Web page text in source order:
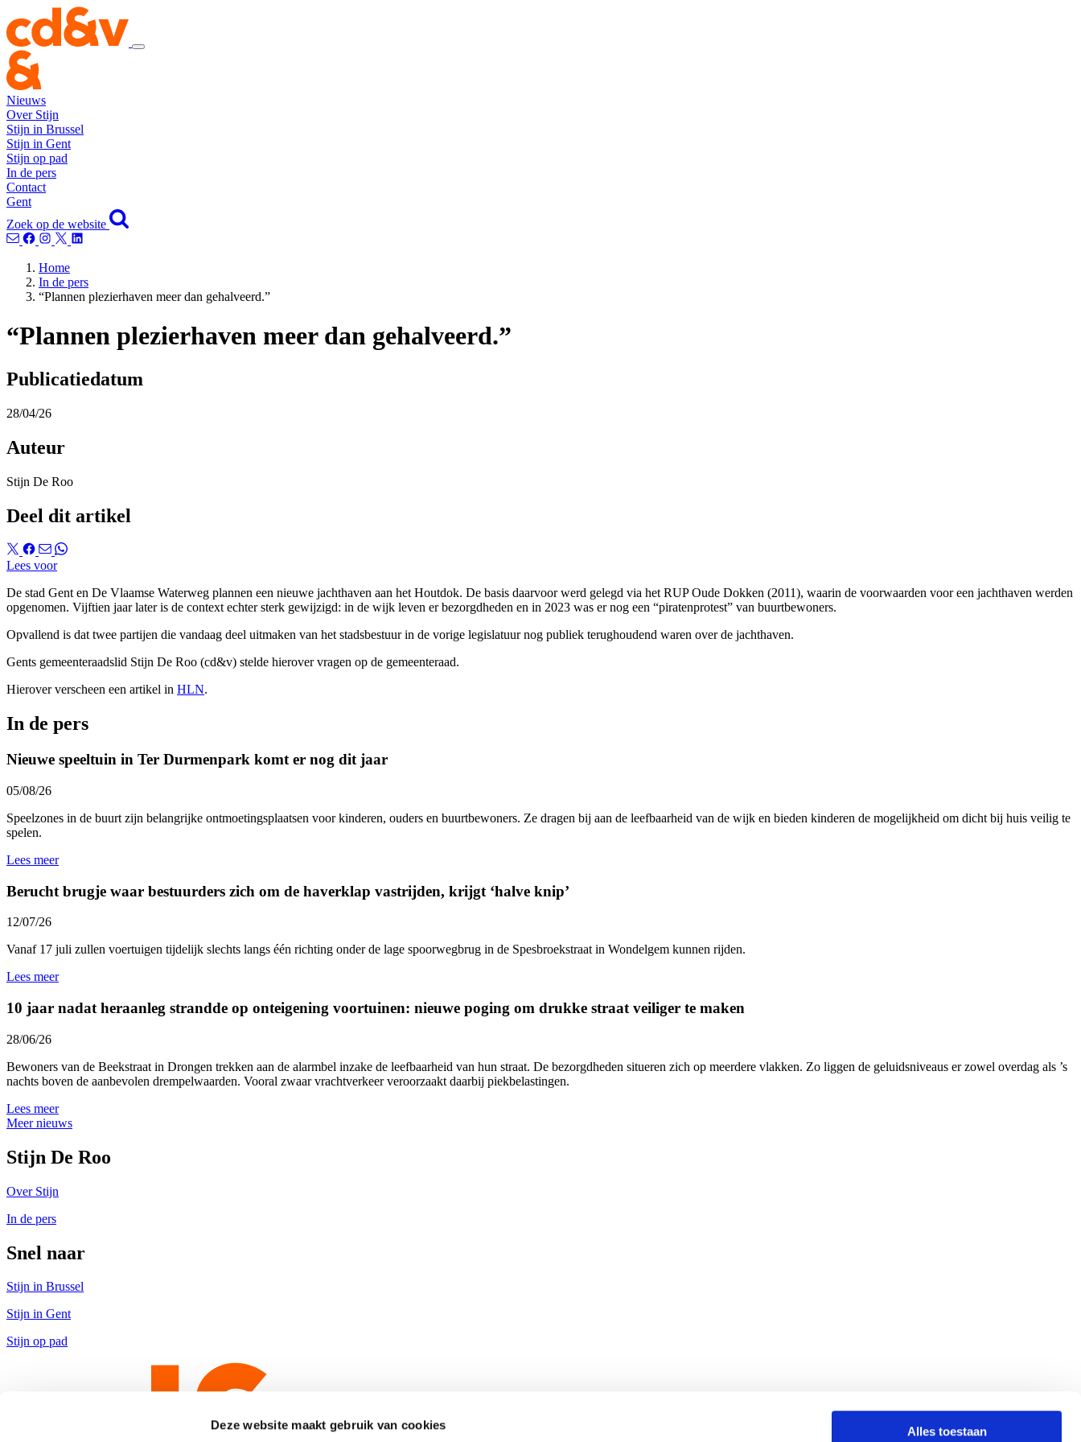
Deze website maakt gebruik van cookies Alles toestaan
Nieuws
Over Stijn
Stijn in Brussel
Stijn in Gent
Stijn op pad
In de pers
Contact
Gent
Zoek op de website
Home
In de pers
“Plannen plezierhaven meer dan gehalveerd.”
“Plannen plezierhaven meer dan gehalveerd.”
Publicatiedatum
28/04/26
Auteur
Stijn De Roo
Deel dit artikel
Lees voor
De stad Gent en De Vlaamse Waterweg plannen een nieuwe jachthaven aan het Houtdok. De basis daarvoor werd gelegd via het RUP Oude Dokken (2011), waarin de voorwaarden voor een jachthaven werden
opgenomen. Vijftien jaar later is de context echter sterk gewijzigd: in de wijk leven er bezorgdheden en in 2023 was er nog een “piratenprotest” van buurtbewoners.
Opvallend is dat twee partijen die vandaag deel uitmaken van het stadsbestuur in de vorige legislatuur nog publiek terughoudend waren over de jachthaven.
Gents gemeenteraadslid Stijn De Roo (cd&v) stelde hierover vragen op de gemeenteraad.
Hierover verscheen een artikel in HLN.
In de pers
Nieuwe speeltuin in Ter Durmenpark komt er nog dit jaar
05/08/26
Speelzones in de buurt zijn belangrijke ontmoetingsplaatsen voor kinderen, ouders en buurtbewoners. Ze dragen bij aan de leefbaarheid van de wijk en bieden kinderen de mogelijkheid om dicht bij huis veilig te
spelen.
Lees meer
Berucht brugje waar bestuurders zich om de haverklap vastrijden, krijgt ‘halve knip’
12/07/26
Vanaf 17 juli zullen voertuigen tijdelijk slechts langs één richting onder de lage spoorwegbrug in de Spesbroekstraat in Wondelgem kunnen rijden.
Lees meer
10 jaar nadat heraanleg strandde op onteigening voortuinen: nieuwe poging om drukke straat veiliger te maken
28/06/26
Bewoners van de Beekstraat in Drongen trekken aan de alarmbel inzake de leefbaarheid van hun straat. De bezorgdheden situeren zich op meerdere vlakken. Zo liggen de geluidsniveaus er zowel overdag als ’s
nachts boven de aanbevolen drempelwaarden. Vooral zwaar vrachtverkeer veroorzaakt daarbij piekbelastingen.
Lees meer
Meer nieuws
Stijn De Roo
Over Stijn
In de pers
Snel naar
Stijn in Brussel
Stijn in Gent
Stijn op pad